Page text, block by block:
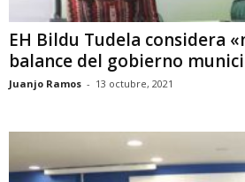
EH Bildu Tudela considera
balance del gobierno
Juanjo Ramos - 13 octubre, 2021